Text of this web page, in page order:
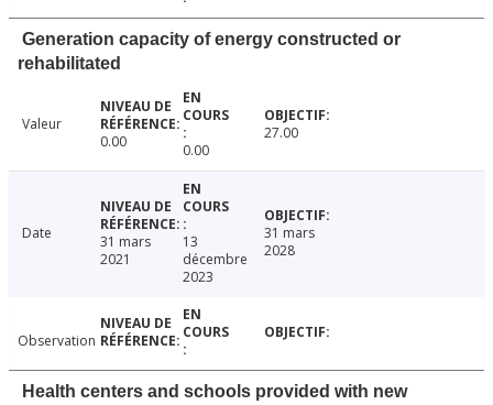
Generation capacity of energy constructed or
rehabilitated
Valeur
0.00
0.00
27.00
Date
31 mars
2021
13
décembre
2023
31 mars
2028
Observation
Health centers and schools provided with new